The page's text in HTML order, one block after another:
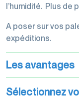
Machines
d'emballage
l’humidité. Plus de
A poser sur vos
expéditions.
Les avantages
Sélectionnez